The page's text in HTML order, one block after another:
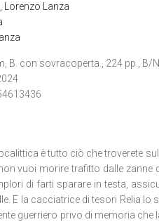
Lorenzo Lanza
B. con sovracoperta., 224 pp., B/N
è tutto ciò che troverete
vuoi morire trafitto dalle zanne
di farti sparare in testa,
E la cacciatrice di tesori Relia lo
guerriero privo di memoria che